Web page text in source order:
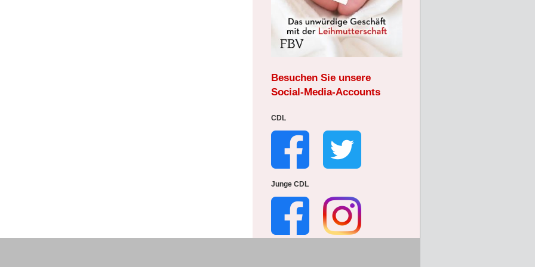
Besuchen Sie unsere
Social-Media-Accounts
CDL
Junge CDL